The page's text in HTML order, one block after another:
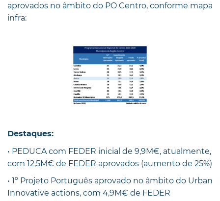
aprovados no âmbito do PO Centro, conforme mapa
infra:
Destaques:
• PEDUCA com FEDER inicial de 9,9M€, atualmente,
com 12,5M€ de FEDER aprovados (aumento de 25%)
• 1º Projeto Português aprovado no âmbito do Urban
Innovative actions, com 4,9M€ de FEDER